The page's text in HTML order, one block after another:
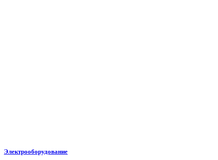
Электрооборудование